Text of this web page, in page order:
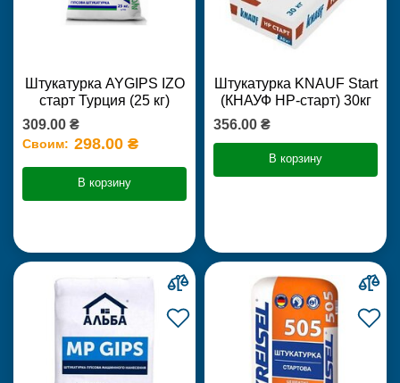
Штукатурка AYGIPS IZO
старт Турция (25 кг)
309.00 ₴
Своим: 298.00 ₴
В корзину
Штукатурка KNAUF Start
(КНАУФ НР-старт) 30кг
356.00 ₴
В корзину